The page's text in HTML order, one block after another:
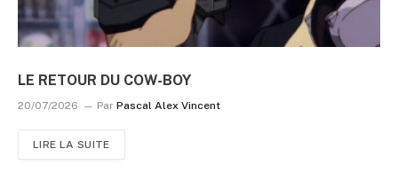
LE RETOUR DU COW-BOY
20/07/2026 Par Pascal Alex Vincent
LIRE LA SUITE